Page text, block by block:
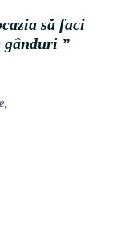
să faci
gânduri ”